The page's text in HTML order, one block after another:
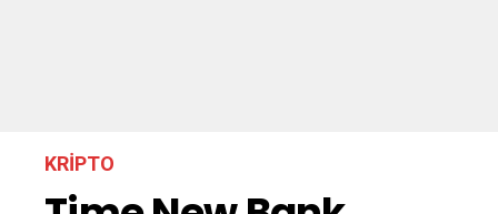
KRIPTO